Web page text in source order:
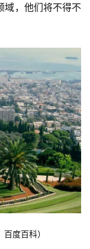
域，他们将不得不
度百科）